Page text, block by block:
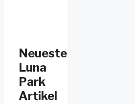
Neueste
Luna
Park
Artikel